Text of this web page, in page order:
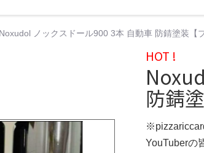
Noxudol ノックスドール900 3本 自動車 防錆塗装【
HOT !
防錆
YouTuberの